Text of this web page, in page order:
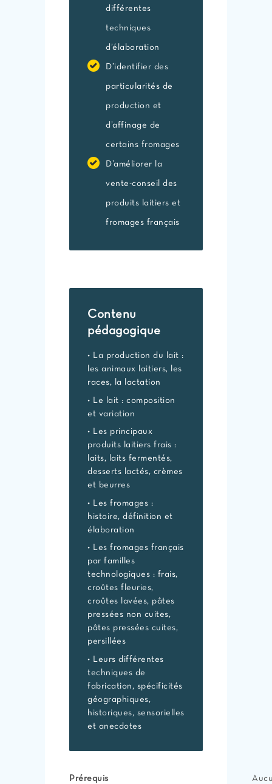
différentes
techniques
d’élaboration
D’identifier des
particularités de
production et
d’affinage de
certains fromages
D’améliorer la
vente-conseil des
produits laitiers et
fromages français
Contenu
pédagogique
• La production du lait :
les animaux laitiers, les
races, la lactation
• Le lait : composition
et variation
• Les principaux
produits laitiers frais :
laits, laits fermentés,
desserts lactés, crèmes
et beurres
• Les fromages :
histoire, définition et
élaboration
• Les fromages français
par familles
technologiques : frais,
croûtes fleuries,
croûtes lavées, pâtes
pressées non cuites,
pâtes pressées cuites,
persillées
• Leurs différentes
techniques de
fabrication, spécificités
géographiques,
historiques, sensorielles
et anecdotes
Prérequis